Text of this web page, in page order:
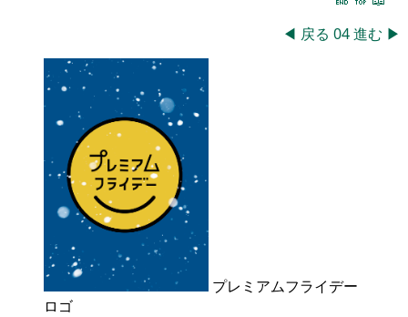
◀ 戻る 04進む ▶
プレミアムフライデー
ロゴ